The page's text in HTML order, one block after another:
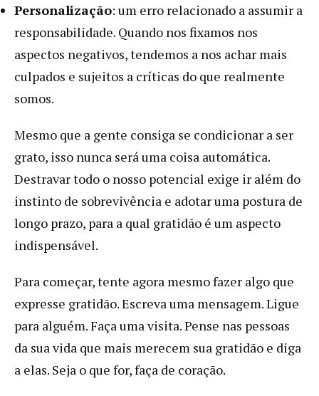
Personalização: um erro relacionado a assumir a
responsabilidade. Quando nos fixamos nos
aspectos negativos, tendemos a nos achar mais
culpados e sujeitos a críticas do que realmente
somos.
Mesmo que a gente consiga se condicionar a ser
grato, isso nunca será uma coisa automática.
Destravar todo o nosso potencial exige ir além do
instinto de sobrevivência e adotar uma postura de
longo prazo, para a qual gratidão é um aspecto
indispensável.
Para começar, tente agora mesmo fazer algo que
expresse gratidão. Escreva uma mensagem. Ligue
para alguém. Faça uma visita. Pense nas pessoas
da sua vida que mais merecem sua gratidão e diga
a elas. Seja o que for, faça de coração.